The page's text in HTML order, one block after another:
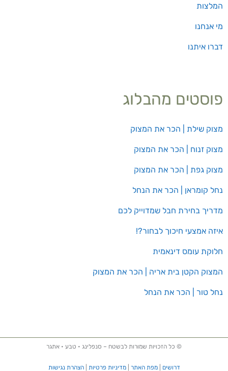
המלצות
מי אנחנו
דברו איתנו
פוסטים מהבלוג
מצוק שילת | הכר את המצוק
מצוק זנוח | הכר את המצוק
מצוק גפת | הכר את המצוק
נחל קומראן | הכר את הנחל
מדריך בחירת חבל שמדוייק לכם
איזה אמצעי חיכוך לבחור?!
חלוקת עומס דינאמית
המצוק הקטן בית אריה | הכר את המצוק
נחל טור | הכר את הנחל
© כל הזכויות שמורות לבשטח – סנפלינג • טבע • אתגר
דרושים |מפת האתר |מדיניות פרטיות |הצהרת נגישות